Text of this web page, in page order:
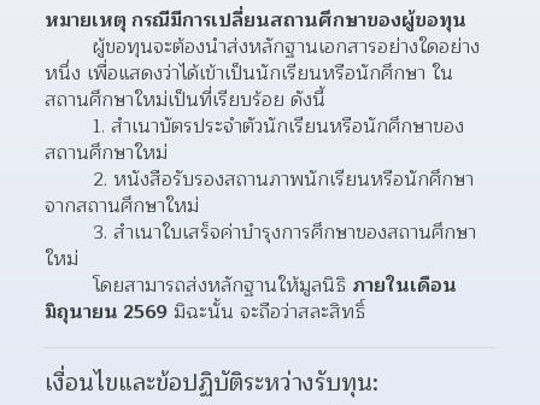
หมายเหตุ กรณีมีการเปลี่ยนสถานศึกษาของผู้ขอทุน
ผู้ขอทุนจะต้องนำส่งหลักฐานเอกสารอย่างใดอย่าง
หนึ่ง เพื่อแสดงว่าได้เข้าเป็นนักเรียนหรือนักศึกษา ใน
สถานศึกษาใหม่เป็นที่เรียบร้อย ดังนี้
1. สำเนาบัตรประจำตัวนักเรียนหรือนักศึกษาของ
สถานศึกษาใหม่
2. หนังสือรับรองสถานภาพนักเรียนหรือนักศึกษา
จากสถานศึกษาใหม่
3. สำเนาใบเสร็จค่าบำรุงการศึกษาของสถานศึกษา
ใหม่
โดยสามารถส่งหลักฐานให้มูลนิธิ ภายในเดือน
มิถุนายน 2569 มิฉะนั้น จะถือว่าสละสิทธิ์
เงื่อนไขและข้อปฏิบัติระหว่างรับทุน: